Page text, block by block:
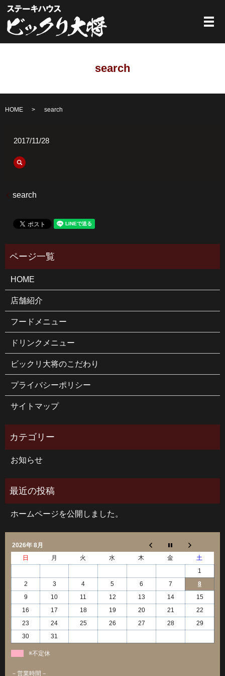
メ
search
HOME search
2017/11/28
search
HOME
店舗紹介
フードメニュー
ドリンクメニュー
ビックリ大将のこだわり
プライバシーポリシー
サイトマップ
お知らせ
ホームページを公開しました。
2026年 8月
日
月 火 水 木 金
土
1
2
3 4 5 6 7
8
9
10 11 12 13 14
15
16
17 18 19 20 21
22
23
24 25 26 27 28
29
30
31
※不定休
－営業時間－